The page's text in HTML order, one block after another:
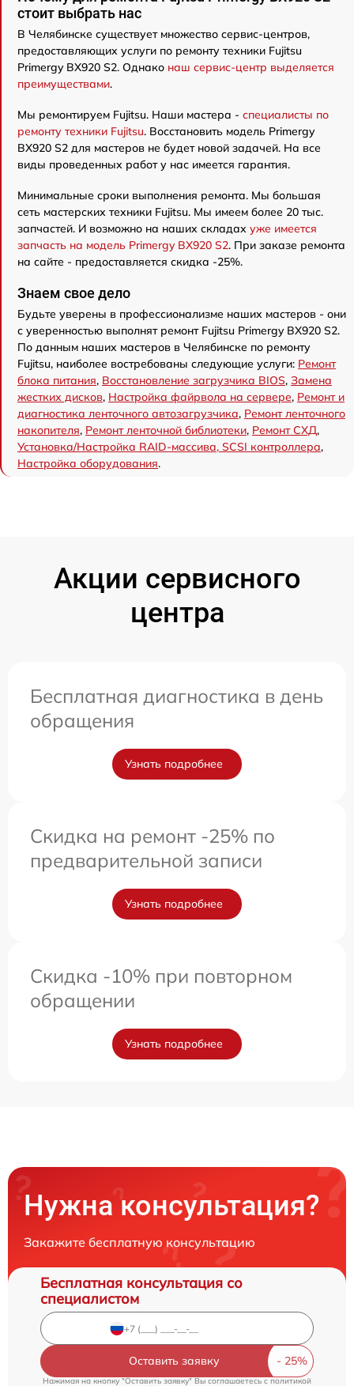
стоит выбрать нас
В Челябинске существует множество сервис-центров,
предоставляющих услуги по ремонту техники Fujitsu
Primergy BX920 S2. Однако наш сервис-центр выделяется
преимуществами.
Мы ремонтируем Fujitsu. Наши мастера - специалисты по
ремонту техники Fujitsu. Восстановить модель Primergy
BX920 S2 для мастеров не будет новой задачей. На все
виды проведенных работ у нас имеется гарантия.
Минимальные сроки выполнения ремонта. Мы большая
сеть мастерских техники Fujitsu. Мы имеем более 20 тыс.
запчастей. И возможно на наших складах уже имеется
запчасть на модель Primergy BX920 S2. При заказе ремонта
на сайте - предоставляется скидка -25%.
Знаем свое дело
Будьте уверены в профессионализме наших мастеров - они
с уверенностью выполнят ремонт Fujitsu Primergy BX920 S2.
По данным наших мастеров в Челябинске по ремонту
Fujitsu, наиболее востребованы следующие услуги: Ремонт
блока питания, Восстановление загрузчика BIOS, Замена
жестких дисков, Настройка файрвола на сервере, Ремонт и
диагностика ленточного автозагрузчика, Ремонт ленточного
накопителя, Ремонт ленточной библиотеки, Ремонт СХД,
Установка/Настройка RAID-массива, SCSI контроллера,
Настройка оборудования.
Акции сервисного
центра
Бесплатная диагностика в день
обращения
Узнать подробнее
Скидка на ремонт -25% по
предварительной записи
Узнать подробнее
Скидка -10% при повторном
обращении
Узнать подробнее
Нужна консультация?
Закажите бесплатную консультацию
Бесплатная консультация со
специалистом
Оставить заявку
Нажимая на кнопку "Оставить заявку" Вы соглашаетесь cполитикой